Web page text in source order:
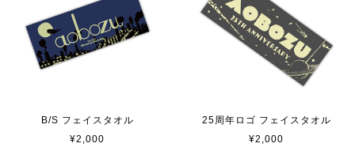
B/S フェイスタオル
¥2,000
25周年ロゴ フェイスタオル
¥2,000